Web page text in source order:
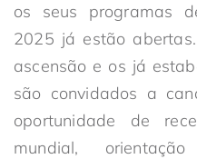
os seus programas
2025 já estão
ascensão e os já
são convidados a
oportunidade de
mundial,